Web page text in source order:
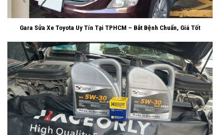
Gara Sửa Xe Toyota Uy Tín Tại TPHCM – Bắt Bệnh Chuẩn, Giá Tốt